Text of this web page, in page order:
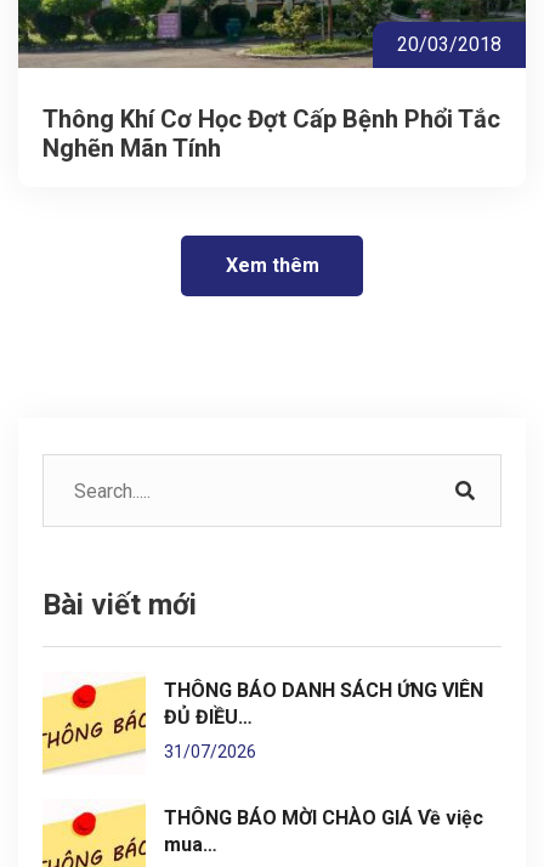
20/03/2018
Thông Khí Cơ Học Đợt Cấp Bệnh Phổi Tắc
Nghẽn Mãn Tính
Xem thêm
Bài viết mới
THÔNG BÁO DANH SÁCH ỨNG VIÊN
ĐỦ ĐIỀU…
31/07/2026
THÔNG BÁO MỜI CHÀO GIÁ Về việc
mua…